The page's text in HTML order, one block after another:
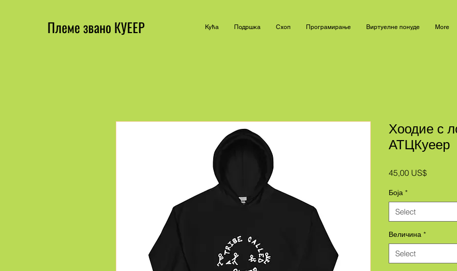
Племе звано КУЕЕР Кућа Подршка Схоп Програмирање Виртуелне понуде More
Хоодие с
АТЦКуеер
45,00 US$Price
Боја *
Select
Величина *
Select